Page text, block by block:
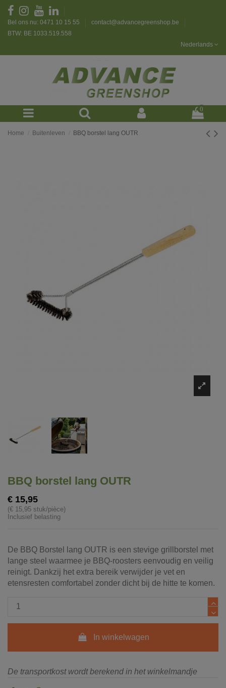
Bel ons nu: 0471 10 15 55
contact@advancegreenshop.be
BTW: BE 1033.519.558
Nederlands
0
Home Buitenleven BBQ borstel lang OUTR
BBQ borstel lang OUTR
€ 15,95
(€ 15,95 stuk/pièce)
Inclusief belasting
De BBQ Borstel lang OUTR is een stevige grillborstel met
lange steel waarmee je BBQ-roosters eenvoudig en veilig
reinigt. Dankzij het extra bereik verwijder je vet en
etensresten comfortabel zonder dicht bij de hitte te komen.
In winkelwagen
De transportkost wordt berekend in het winkelmandje